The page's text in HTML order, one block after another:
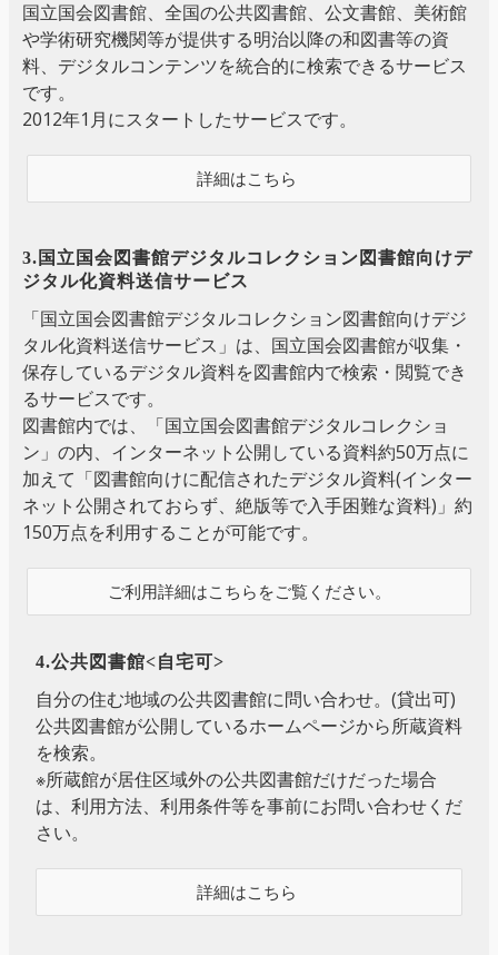
国立国会図書館、全国の公共図書館、公文書館、美術館
や学術研究機関等が提供する明治以降の和図書等の資
料、デジタルコンテンツを統合的に検索できるサービス
です。
2012年1月にスタートしたサービスです。
詳細はこちら
3.国立国会図書館デジタルコレクション図書館向けデ
ジタル化資料送信サービス
「国立国会図書館デジタルコレクション図書館向けデジ
タル化資料送信サービス」は、国立国会図書館が収集・
保存しているデジタル資料を図書館内で検索・閲覧でき
るサービスです。
図書館内では、「国立国会図書館デジタルコレクショ
ン」の内、インターネット公開している資料約50万点に
加えて「図書館向けに配信されたデジタル資料(インター
ネット公開されておらず、絶版等で入手困難な資料)」約
150万点を利用することが可能です。
ご利用詳細はこちらをご覧ください。
4.公共図書館<自宅可>
自分の住む地域の公共図書館に問い合わせ。(貸出可)
公共図書館が公開しているホームページから所蔵資料
を検索。
※所蔵館が居住区域外の公共図書館だけだった場合
は、利用方法、利用条件等を事前にお問い合わせくだ
さい。
詳細はこちら